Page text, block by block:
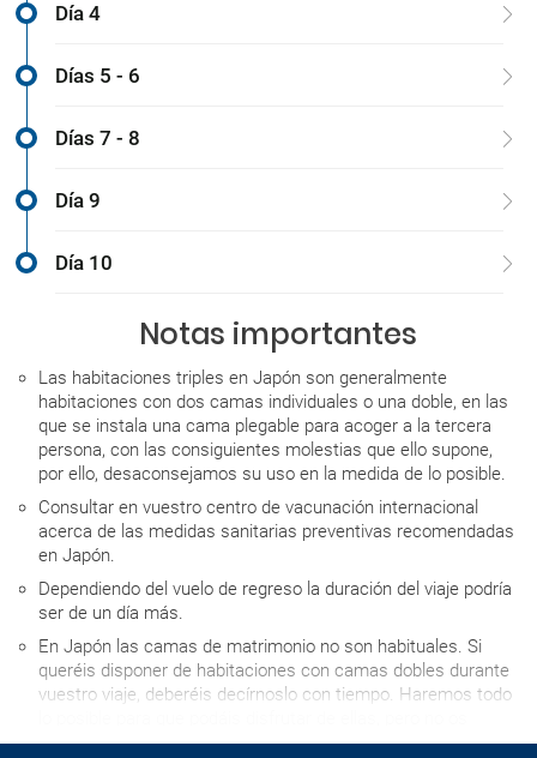
Día 4
Días 5 - 6
Días 7 - 8
Día 9
Día 10
Notas importantes
Las habitaciones triples en Japón son generalmente
habitaciones con dos camas individuales o una doble, en las
que se instala una cama plegable para acoger a la tercera
persona, con las consiguientes molestias que ello supone,
por ello, desaconsejamos su uso en la medida de lo posible.
Consultar en vuestro centro de vacunación internacional
acerca de las medidas sanitarias preventivas recomendadas
en Japón.
Dependiendo del vuelo de regreso la duración del viaje podría
ser de un día más.
En Japón las camas de matrimonio no son habituales. Si
queréis disponer de habitaciones con camas dobles durante
vuestro viaje, deberéis decírnoslo con tiempo. Haremos todo
podremos asegurar su utilización con antelación en ningún